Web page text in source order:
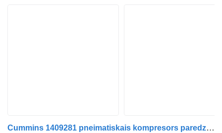
Cummins 1409281 pneimatiskais kompresors paredzēts DAF LF CF XF XG kravas automašīnas